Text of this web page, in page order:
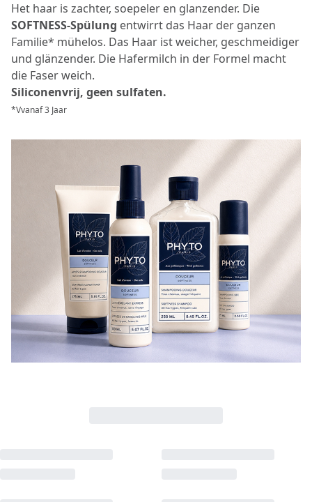
Het haar is zachter, soepeler en glanzender. Die
SOFTNESS-Spülung entwirrt das Haar der ganzen
Familie* mühelos. Das Haar ist weicher, geschmeidiger
und glänzender. Die Hafermilch in der Formel macht
die Faser weich.
Siliconenvrij, geen sulfaten.
*Vvanaf 3 Jaar